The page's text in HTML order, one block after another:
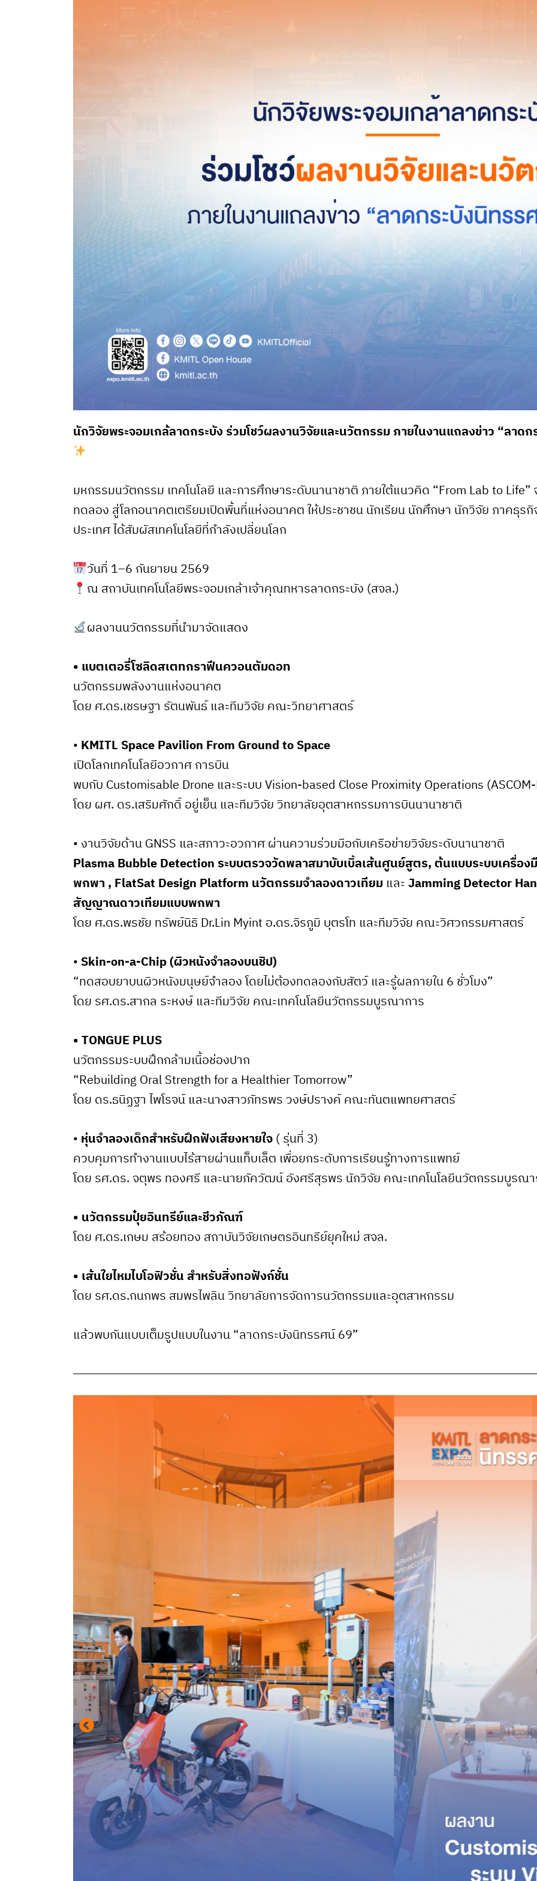
นักวิจัยพระจอมเกล้ลาดกระบัง ร่วมโชว์ผลงานวิจัยและนวัตกรรม ภายในงานแถลงข่าว “ลาด
มหกรรมนวัตกรรม เทคโนโลยี และการศึกษาระดับนานาชาติ ภายใต้แนวคิด “From Lab to Life”
ทดลอง สู่โลกอนาคตเตรียมเปิดพื้นที่แห่งอนาคต ให้ประชาชน นักเรียน นักศึกษา นักวิจัย ภาคธุร
ประเทศ ได้สัมผัสเทคโนโลยีที่กำลังเปลี่ยนโลก
วันที่ 1–6 กันยายน 2569
ณ สถาบันเทคโนโลยีพระจอมเกล้าเจ้าคุณทหารลาดกระบัง (สจล.)
ผลงานนวัตกรรมที่นำมาจัดแสดง
• แบตเตอรี่โซลิดสเตทกราฟีนควอนตัมดอท
นวัตกรรมพลังงานแห่งอนาคต
โดย ศ.ดร.เชรษฐา รัตนพันธ์ และทีมวิจัย คณะวิทยาศาสตร์
• KMITL Space Pavilion From Ground to Space
เปิดโลกเทคโนโลยีอวกาศ การบิน
พบกับ Customisable Drone และระบบ Vision-based Close Proximity Operations
โดย ผศ. ดร.เสริมศักดิ์ อยู่เย็น และทีมวิจัย วิทยาลัยอุตสาหกรรมการบินนานาชาติ
• งานวิจัยด้าน GNSS และสภาวะอวกาศ ผ่านความร่วมมือกับเครือข่ายวิจัยระดับนานาชาติ
Plasma Bubble Detection ระบบตรวจวัดพลาสมาบับเบิ้ลเส้นศูนย์สูตร, ต้นแบบระบบเครื่อ
พกพา , FlatSat Design Platform นวัตกรรมจำลองดาวเทียม และJamming Detector
สัญญาณดาวเทียมแบบพกพา
โดย ศ.ดร.พรชัย ทรัพย์นิธิ Dr.Lin Myint อ.ดร.จิรภูมิ บุตรโท และทีมวิจัย คณะวิศวกรรมศาสตร์
• Skin-on-a-Chip (ผิวหนังจำลองบนชิป)
“ทดสอบยาบนผิวหนังมนุษย์จำลอง โดยไม่ต้องทดลองกับสัตว์ และรู้ผลภายใน 6 ชั่วโมง”
โดย รศ.ดร.สากล ระหงษ์ และทีมวิจัย คณะเทคโนโลยีนวัตกรรมบูรณาการ
• TONGUE PLUS
นวัตกรรมระบบฝึกกล้ามเนื้อช่องปาก
“Rebuilding Oral Strength for a Healthier Tomorrow”
โดย ดร.ธนิฏฐา ไพโรจน์ และนางสาวภัทรพร วงษ์ปรางค์ คณะทันตแพทยศาสตร์
• หุ่นจำลองเด็กสำหรับฝึกฟังเสียงหายใจ( รุ่นที่ 3)
ควบคุมการทำงานแบบไร้สายผ่านแท็บเล็ต เพื่อยกระดับการเรียนรู้ทางการแพทย์
โดย รศ.ดร. จตุพร ทองศรี และนายภัควัฒน์ อังศรีสุรพร นักวิจัย คณะเทคโนโลยีนวัตกรรมบูรณ
• นวัตกรรมปุ๋ยอินทรีย์และชีวภัณฑ์
โดย ศ.ดร.เกษม สร้อยทอง สถาบันวิจัยเกษตรอินทรีย์ยุคใหม่ สจล.
• เส้นใยไหมไบโอฟิวชั่น สำหรับสิ่งทอฟังก์ชั่น
โดย รศ.ดร.กนกพร สมพรไพลิน วิทยาลัยการจัดการนวัตกรรมและอุตสาหกรรม
แล้วพบกันแบบเต็มรูปแบบในงาน “ลาดกระบังนิทรรศน์ 69”